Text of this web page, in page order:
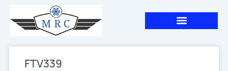
contenu
FTV339